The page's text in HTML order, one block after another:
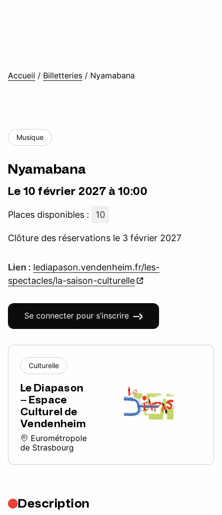
Accueil / Billetteries / Nyamabana
Musique
Nyamabana
Le 10 février 2027 à 10:00
Places disponibles : 10
Clôture des réservations le 3 février 2027
Lien : lediapason.vendenheim.fr/les-
spectacles/la-saison-culturelle
Se connecter pour s’inscrire
Culturelle
Le Diapason
– Espace
Culturel de
Vendenheim
Eurométropole
de Strasbourg
Description